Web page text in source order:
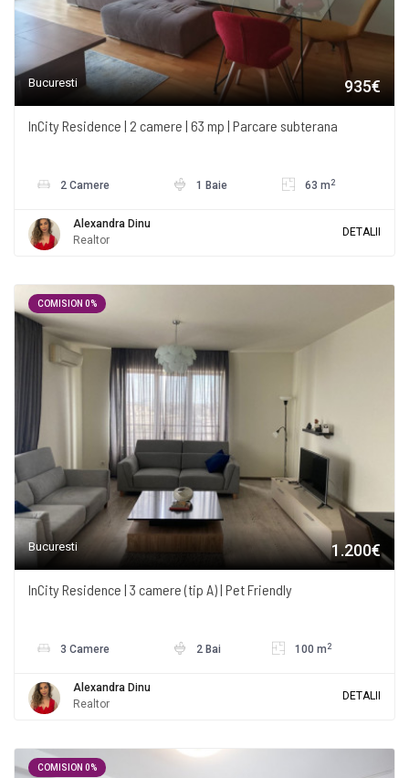
Bucuresti 935€
InCity Residence | 2 camere | 63 mp | Parcare subterana
2 Camere 1 Baie 63 m 2
Alexandra Dinu
Realtor
DETALII
COMISION 0%
Bucuresti 1.200€
InCity Residence | 3 camere (tip A) | Pet Friendly
3 Camere 2 Bai 100 m 2
Alexandra Dinu
Realtor
DETALII
COMISION 0%